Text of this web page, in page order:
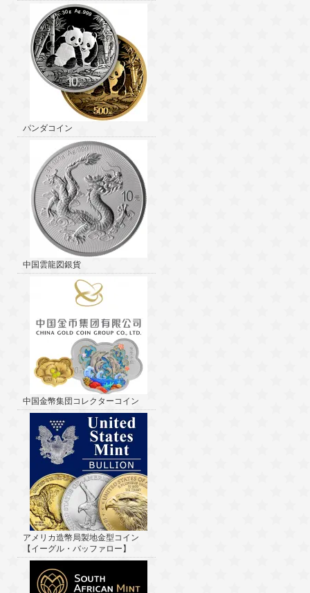
パンダコイン
中国雲龍図銀貨
中国金幣集団コレクターコイン
アメリカ造幣局製地金型コイン
【イーグル・バッファロー】